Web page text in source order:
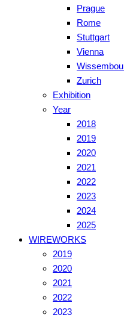
Prague
Rome
Stuttgart
Vienna
Zurich
Exhibition
Year
2018
2019
2020
2021
2022
2023
2024
2025
WIREWORKS
2019
2020
2021
2022
2023